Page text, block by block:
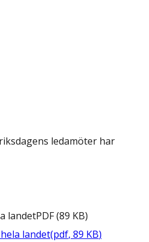
ledamöter har
landetPDF(89 KB)
landet(pdf, 89 KB)